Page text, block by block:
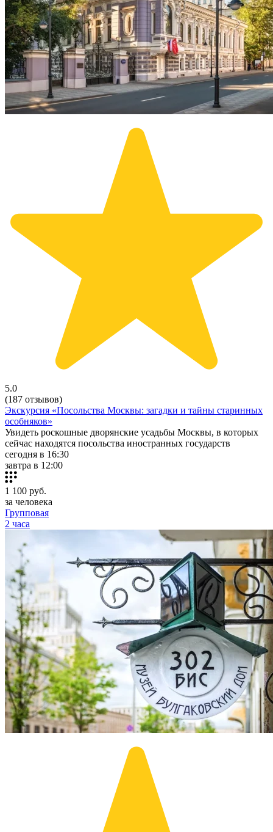
5.0
(187 отзывов)
Экскурсия «Посольства Москвы: загадки и тайны старинных
особняков»
Увидеть роскошные дворянские усадьбы Москвы, в которых
сейчас находятся посольства иностранных государств
сегодня в 16:30
завтра в 12:00
1 100 руб.
за человека
Групповая
2 часа